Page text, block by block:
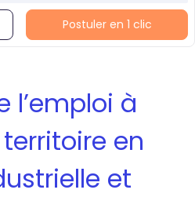
Postuler en 1 clic
l’emploi à
en
et